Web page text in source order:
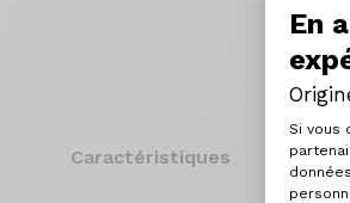
En
Si vous
Caractéristiques